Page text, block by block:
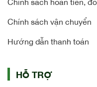
Chính sách hoàn tiền,
Chính sách vận chuyển
Hướng dẫn thanh toán
HỖ TRỢ